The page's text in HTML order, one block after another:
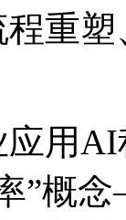
程重
用AI
”概